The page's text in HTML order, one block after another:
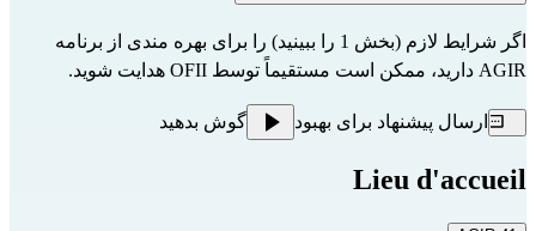
اگر شرایط لازم (بخش 1 را ببینید) را برای بهره مندی از برنامه
AGIR دارید، ممکن است مستقیماً
توسط OFII هدایت شوید.
ارسال پیشنهاد برای بهبود گوش بدهید
Lieu d'accueil